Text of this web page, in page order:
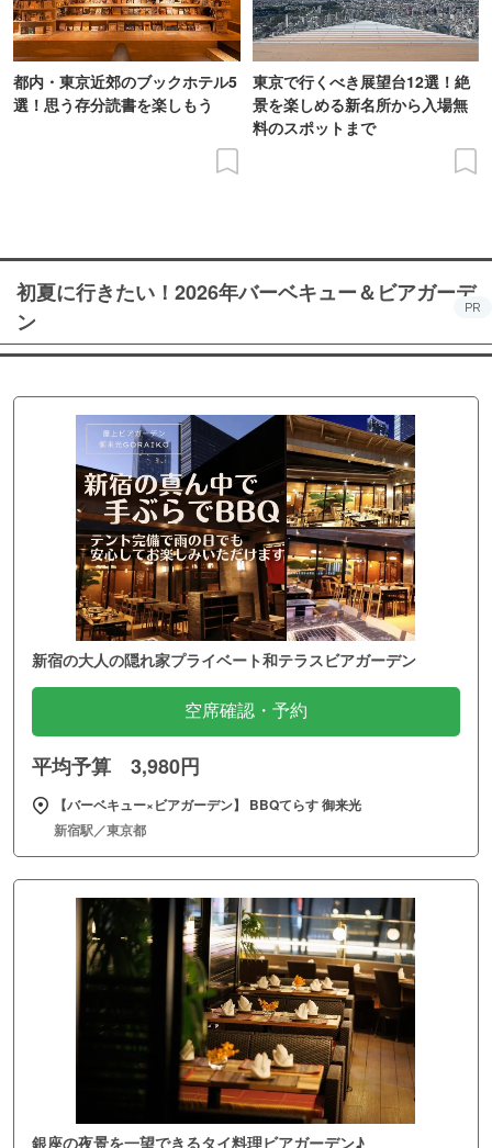
都内・東京近郊のブックホテル5
選！思う存分読書を楽しもう
東京で行くべき展望台12選！絶
景を楽しめる新名所から入場無
料のスポットまで
初夏に行きたい！2026年バーベキュー＆ビアガーデ
ン
PR
新宿の大人の隠れ家プライベート和テラスビアガーデン
空席確認・予約
平均予算 3,980円
【バーベキュー×ビアガーデン】 BBQてらす 御来光
新宿駅／東京都
銀座の夜景を一望できるタイ料理ビアガーデン♪